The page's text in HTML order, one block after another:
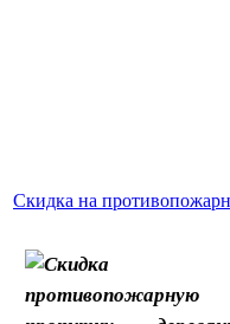
Скидка на